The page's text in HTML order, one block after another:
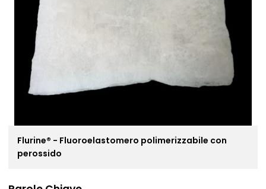
Flurine® - Fluoroelastomero polimerizzabile con
perossido